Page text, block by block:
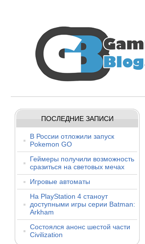
ПОСЛЕДНИЕ ЗАПИСИ
В России отложили запуск
Pokemon GO
Геймеры получили возможность
сразиться на световых мечах
Игровые автоматы
На PlayStation 4 станоут
доступными игры серии Batman:
Arkham
Состоялся анонс шестой части
Civilization